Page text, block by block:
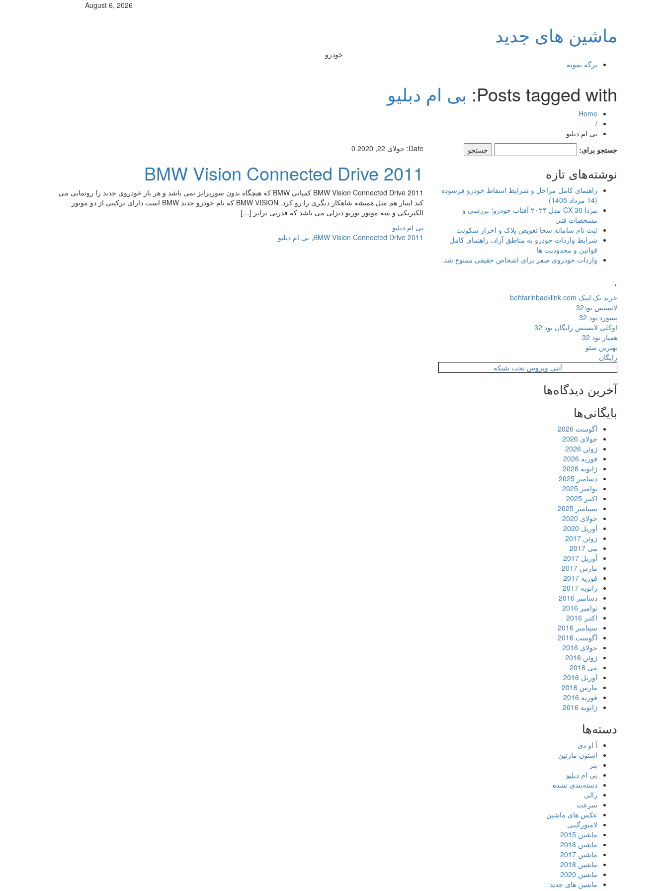
August 6, 2026
ماشین های جدید
خودرو
برگه نمونه
Posts tagged with: بی ام دبلیو
Home
/
بی ام دبلیو
Date: جولای 22, 2020 0
BMW Vision Connected Drive 2011
BMW Vision Connected Drive 2011 کمپانی BMW که هیچگاه بدون سورپرایز نمی باشد و هر بار خودروی جدید را رونمایی می
کند اینبار هم مثل همیشه شاهکار دیگری را رو کرد. BMW VISION که نام خودرو جدید BMW است دارای ترکیبی از دو موتور
الکتریکی و سه موتور توربو دیزلی می باشد که قدرتی برابر […]
بی ام دبلیو
BMW Vision Connected Drive 2011
, بی ام دبلیو
جستجو برای:
نوشته‌های تازه
راهنمای کامل مراحل و شرایط اسقاط خودرو فرسوده
(14 مرداد 1405)
مزدا CX-30 مدل ۲۰۲۴ آفتاب خودرو؛ بررسی و
مشخصات فنی
ثبت نام سامانه سخا تعویض پلاک و احراز سکونت
شرایط واردات خودرو به مناطق آزاد، راهنمای کامل
قوانین و محدودیت ها
واردات خودروی صفر برای اشخاص حقیقی ممنوع شد
.
خرید بک لینک behtarinbacklink.com
لایسنس نود32
پسورد نود 32
اوکلی لایسنس رایگان نود 32
همیار نود 32
بهترین سئو
رایگان
آنتی ویروس تحت شبکه
آخرین دیدگاه‌ها
بایگانی‌ها
آگوست 2026
جولای 2026
ژوئن 2026
فوریه 2026
ژانویه 2026
دسامبر 2025
نوامبر 2025
اکتبر 2025
سپتامبر 2025
جولای 2020
آوریل 2020
ژوئن 2017
می 2017
آوریل 2017
مارس 2017
فوریه 2017
ژانویه 2017
دسامبر 2016
نوامبر 2016
اکتبر 2016
سپتامبر 2016
آگوست 2016
جولای 2016
ژوئن 2016
می 2016
آوریل 2016
مارس 2016
فوریه 2016
ژانویه 2016
دسته‌ها
آ او دی
استون مارتین
بنز
بی ام دبلیو
دسته‌بندی نشده
رالی
سرعت
عکس های ماشین
لامبورگینی
ماشین 2015
ماشین 2016
ماشین 2017
ماشین 2018
ماشین 2020
ماشین های جدید